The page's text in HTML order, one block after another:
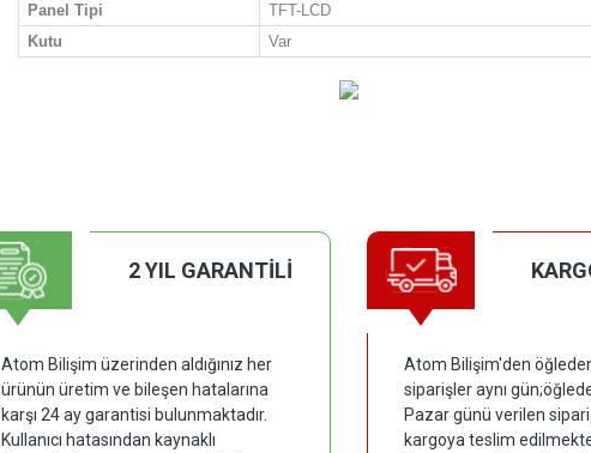
Panel Tipi
TFT-LCD
Kutu
Var
2 YIL GARANTİLİ
Atom Bilişim üzerinden aldığınız her
ürünün üretim ve bileşen hatalarına
karşı 24 ay garantisi bulunmaktadır.
Kullanıcı hatasından kaynaklı
Atom Bilişim'den
siparişler aynı
Pazar günü verilen
kargoya teslim